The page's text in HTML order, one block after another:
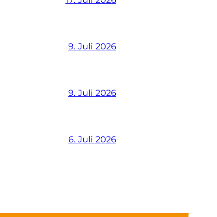
9. Juli 2026
9. Juli 2026
6. Juli 2026